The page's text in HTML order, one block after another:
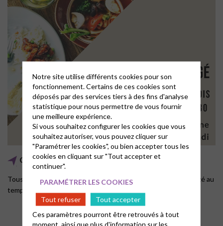
Culte & repas partagé
Tous les 3ème dimanche à Digne : culte suivi d’un repas partagé au
temple
Notre site utilise différents cookies pour son
fonctionnement. Certains de ces cookies sont
déposés par des services tiers à des fins d'analyse
statistique pour nous permettre de vous fournir
une meilleure expérience.
Si vous souhaitez configurer les cookies que vous
souhaitez autoriser, vous pouvez cliquer sur
"Paramétrer les cookies", ou bien accepter tous les
cookies en cliquant sur "Tout accepter et
continuer".
PARAMÉTRER LES COOKIES
Tout refuser
Tout accepter
Ces paramètres pourront être retrouvés à tout
moment, ainsi que plus d'information sur les